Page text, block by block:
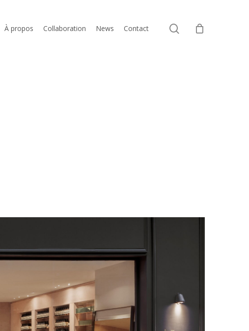
À propos Collaboration News Contact search